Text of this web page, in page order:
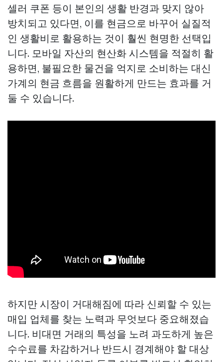
셀러 쿠폰 등이 본인의 생활 반경과 맞지 않아
방치되고 있다면, 이를 현금으로 바꾸어 실질적
인 생활비로 활용하는 것이 훨씬 현명한 선택입
니다. 모바일 자산의 현산화 시스템을 적절히 활
용하면, 불필요한 물건을 억지로 소비하는 대신
가계의 현금 흐름을 원활하게 만드는 효과를 거
둘 수 있습니다.
하지만 시장이 거대해짐에 따라 신뢰할 수 있는
매입 업체를 찾는 노력과 무엇보다 중요해졌습
니다. 비대면 거래의 특성을 노려 과도하게 높은
수수료를 차감하거나 반드시 경계해야 할 대상